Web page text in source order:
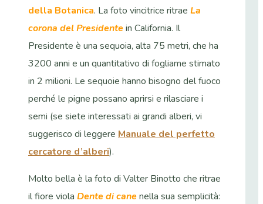
della Botanica. La foto vincitrice ritrae La
corona del Presidentein California. Il
Presidente è una sequoia, alta 75 metri, che ha
3200 anni e un quantitativo di fogliame stimato
in 2 milioni. Le sequoie hanno bisogno del fuoco
perché le pigne possano aprirsi e rilasciare i
semi (se siete interessati ai grandi alberi, vi
suggerisco di leggere Manuale del perfetto
cercatore d’alberi).
Molto bella è la foto di Valter Binotto che ritrae
il fiore viola Dente di canenella sua semplicità: